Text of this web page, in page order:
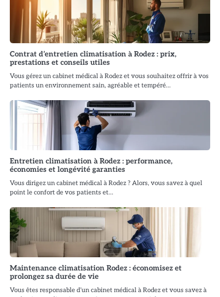
Contrat d’entretien climatisation à Rodez : prix,
prestations et conseils utiles
Vous gérez un cabinet médical à Rodez et vous souhaitez offrir à vos
patients un environnement sain, agréable et tempéré…
Entretien climatisation à Rodez : performance,
économies et longévité garanties
Vous dirigez un cabinet médical à Rodez ? Alors, vous savez à quel
point le confort de vos patients et…
Maintenance climatisation Rodez : économisez et
prolongez sa durée de vie
Vous êtes responsable d’un cabinet médical à Rodez et vous savez à